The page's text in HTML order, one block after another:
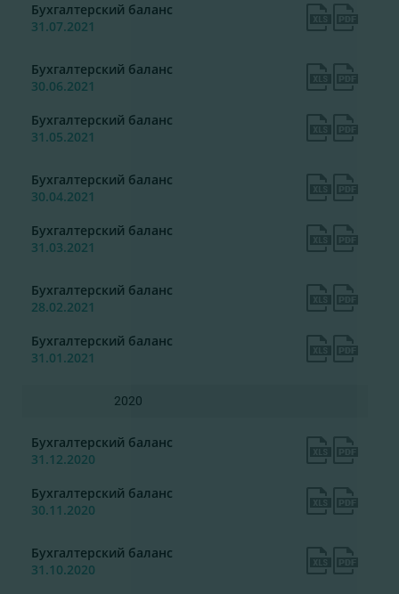
Бухгалтерский баланс
31.07.2021
Бухгалтерский баланс
30.06.2021
Бухгалтерский баланс
31.05.2021
Бухгалтерский баланс
30.04.2021
Бухгалтерский баланс
31.03.2021
Бухгалтерский баланс
28.02.2021
Бухгалтерский баланс
31.01.2021
2020
Бухгалтерский баланс
31.12.2020
Бухгалтерский баланс
30.11.2020
Бухгалтерский баланс
31.10.2020